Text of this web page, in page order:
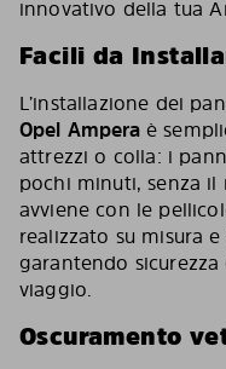
innovativo della tua
Facili da
L’installazione dei
Opel Amperaè
attrezzi o colla: i
pochi minuti, senza
avviene con le
realizzato su misura e
garantendo
viaggio.
Oscuramento